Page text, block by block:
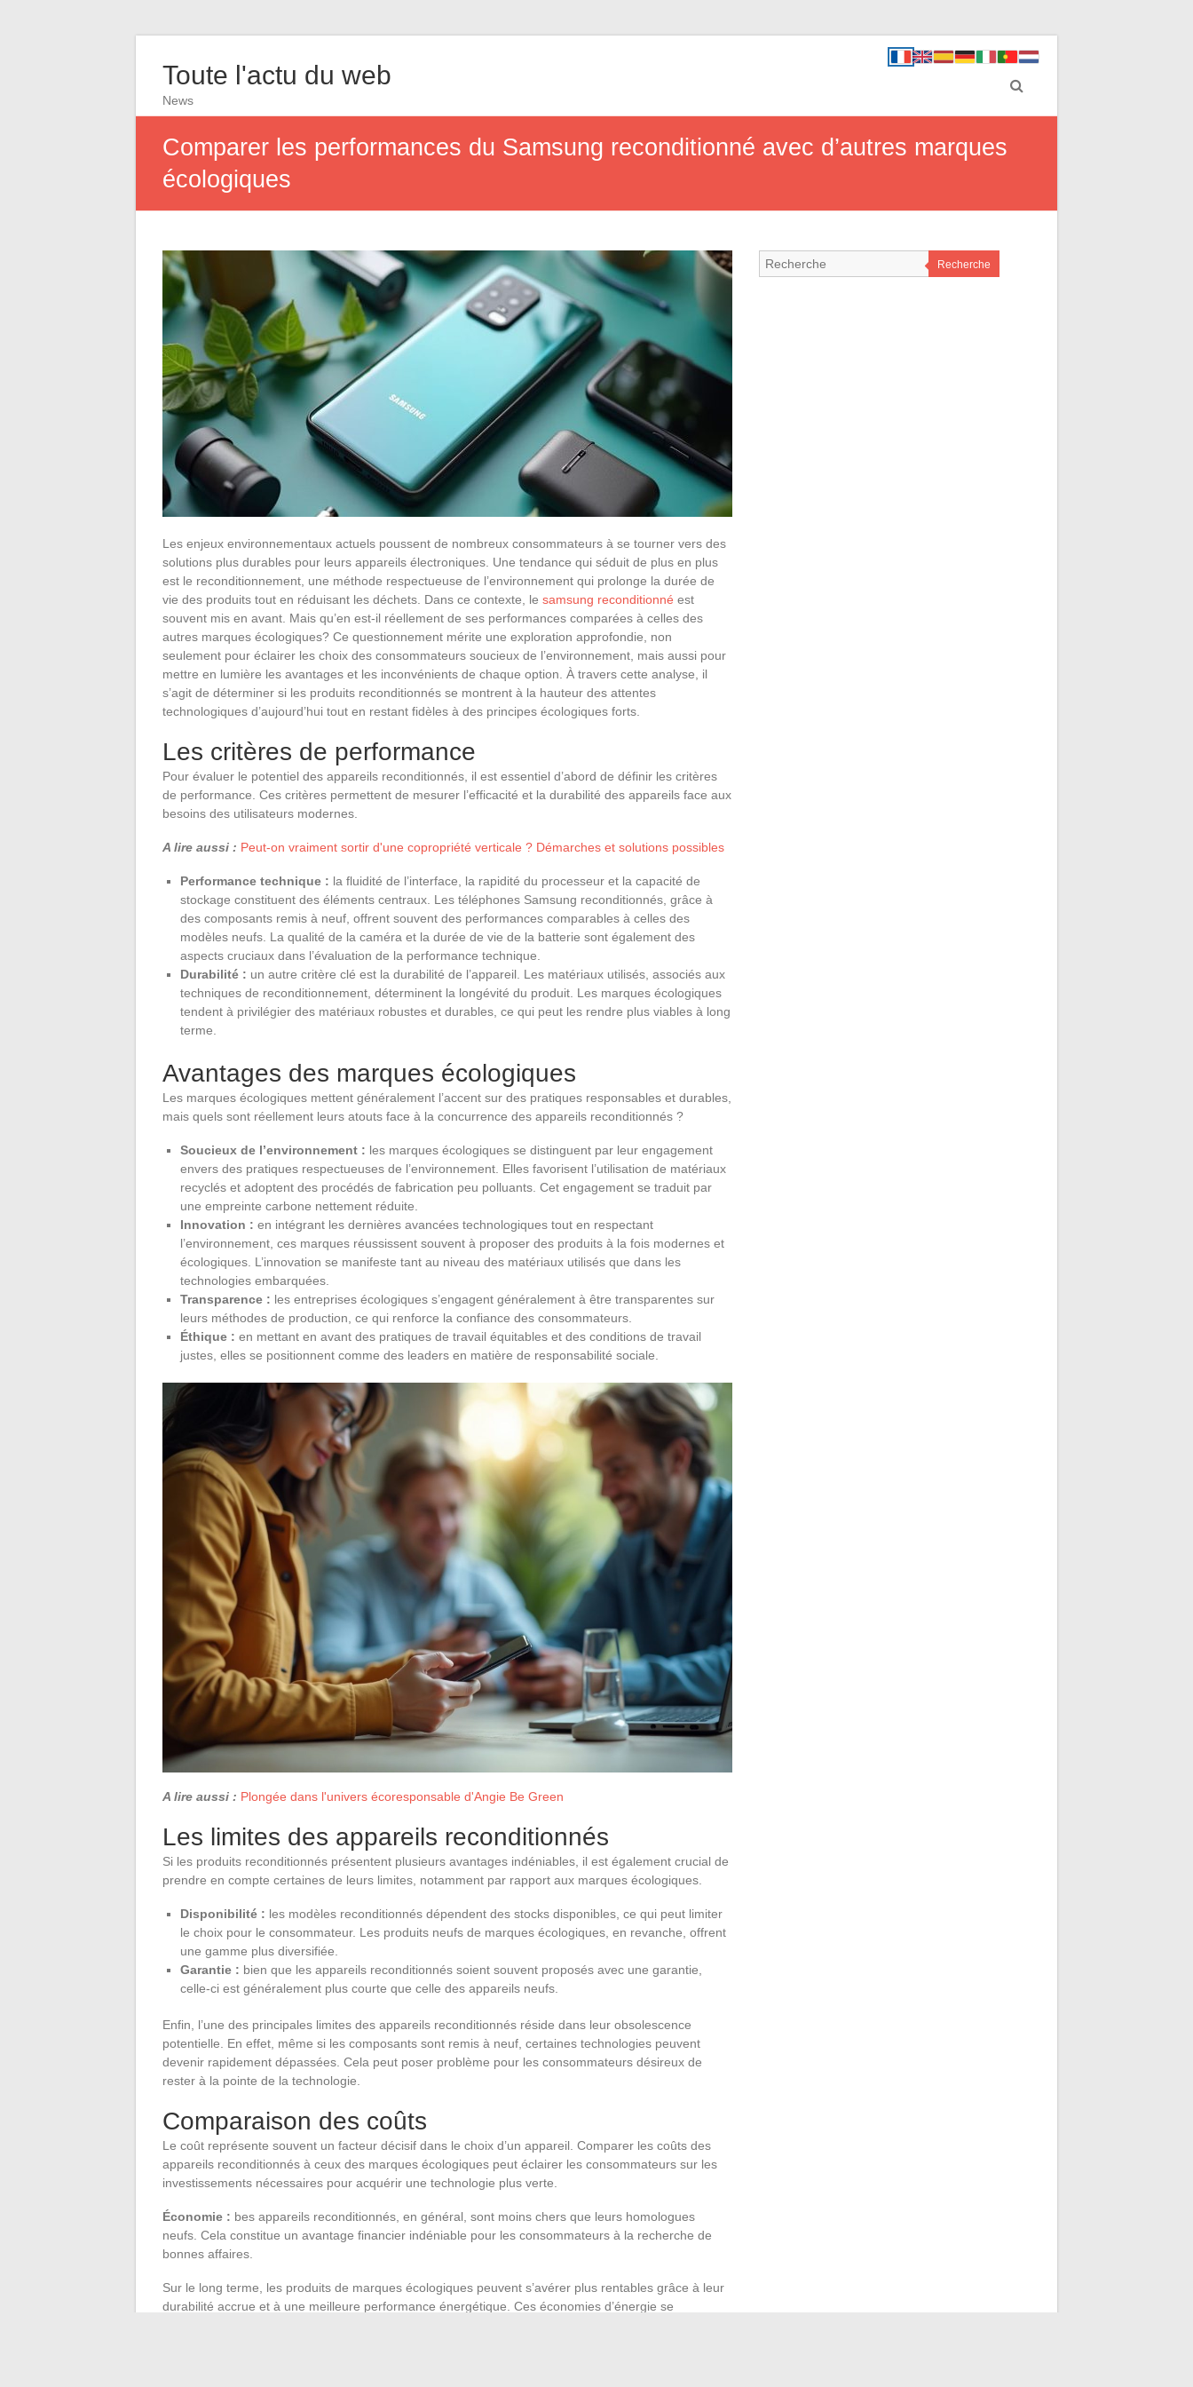
Toute l'actu du web
News
Comparer les performances du Samsung reconditionné avec d’autres marques
écologiques
Les enjeux environnementaux actuels poussent de nombreux consommateurs à se tourner vers des
solutions plus durables pour leurs appareils électroniques. Une tendance qui séduit de plus en plus
est le reconditionnement, une méthode respectueuse de l’environnement qui prolonge la durée de
vie des produits tout en réduisant les déchets. Dans ce contexte, le samsung reconditionné est
souvent mis en avant. Mais qu’en est-il réellement de ses performances comparées à celles des
autres marques écologiques? Ce questionnement mérite une exploration approfondie, non
seulement pour éclairer les choix des consommateurs soucieux de l’environnement, mais aussi pour
mettre en lumière les avantages et les inconvénients de chaque option. À travers cette analyse, il
s’agit de déterminer si les produits reconditionnés se montrent à la hauteur des attentes
technologiques d’aujourd’hui tout en restant fidèles à des principes écologiques forts.
Les critères de performance
Pour évaluer le potentiel des appareils reconditionnés, il est essentiel d’abord de définir les critères
de performance. Ces critères permettent de mesurer l’efficacité et la durabilité des appareils face aux
besoins des utilisateurs modernes.
A lire aussi : Peut-on vraiment sortir d'une copropriété verticale ? Démarches et solutions possibles
Performance technique : la fluidité de l’interface, la rapidité du processeur et la capacité de
stockage constituent des éléments centraux. Les téléphones Samsung reconditionnés, grâce à
des composants remis à neuf, offrent souvent des performances comparables à celles des
modèles neufs. La qualité de la caméra et la durée de vie de la batterie sont également des
aspects cruciaux dans l’évaluation de la performance technique.
Durabilité : un autre critère clé est la durabilité de l’appareil. Les matériaux utilisés, associés aux
techniques de reconditionnement, déterminent la longévité du produit. Les marques écologiques
tendent à privilégier des matériaux robustes et durables, ce qui peut les rendre plus viables à long
terme.
Avantages des marques écologiques
Les marques écologiques mettent généralement l’accent sur des pratiques responsables et durables,
mais quels sont réellement leurs atouts face à la concurrence des appareils reconditionnés ?
Soucieux de l’environnement : les marques écologiques se distinguent par leur engagement
envers des pratiques respectueuses de l’environnement. Elles favorisent l’utilisation de matériaux
recyclés et adoptent des procédés de fabrication peu polluants. Cet engagement se traduit par
une empreinte carbone nettement réduite.
Innovation : en intégrant les dernières avancées technologiques tout en respectant
l’environnement, ces marques réussissent souvent à proposer des produits à la fois modernes et
écologiques. L’innovation se manifeste tant au niveau des matériaux utilisés que dans les
technologies embarquées.
Transparence : les entreprises écologiques s’engagent généralement à être transparentes sur
leurs méthodes de production, ce qui renforce la confiance des consommateurs.
Éthique : en mettant en avant des pratiques de travail équitables et des conditions de travail
justes, elles se positionnent comme des leaders en matière de responsabilité sociale.
A lire aussi : Plongée dans l'univers écoresponsable d'Angie Be Green
Les limites des appareils reconditionnés
Si les produits reconditionnés présentent plusieurs avantages indéniables, il est également crucial de
prendre en compte certaines de leurs limites, notamment par rapport aux marques écologiques.
Disponibilité : les modèles reconditionnés dépendent des stocks disponibles, ce qui peut limiter
le choix pour le consommateur. Les produits neufs de marques écologiques, en revanche, offrent
une gamme plus diversifiée.
Garantie : bien que les appareils reconditionnés soient souvent proposés avec une garantie,
celle-ci est généralement plus courte que celle des appareils neufs.
Enfin, l’une des principales limites des appareils reconditionnés réside dans leur obsolescence
potentielle. En effet, même si les composants sont remis à neuf, certaines technologies peuvent
devenir rapidement dépassées. Cela peut poser problème pour les consommateurs désireux de
rester à la pointe de la technologie.
Comparaison des coûts
Le coût représente souvent un facteur décisif dans le choix d’un appareil. Comparer les coûts des
appareils reconditionnés à ceux des marques écologiques peut éclairer les consommateurs sur les
investissements nécessaires pour acquérir une technologie plus verte.
Économie : bes appareils reconditionnés, en général, sont moins chers que leurs homologues
neufs. Cela constitue un avantage financier indéniable pour les consommateurs à la recherche de
bonnes affaires.
Sur le long terme, les produits de marques écologiques peuvent s’avérer plus rentables grâce à leur
durabilité accrue et à une meilleure performance énergétique. Ces économies d’énergie se
Recherche